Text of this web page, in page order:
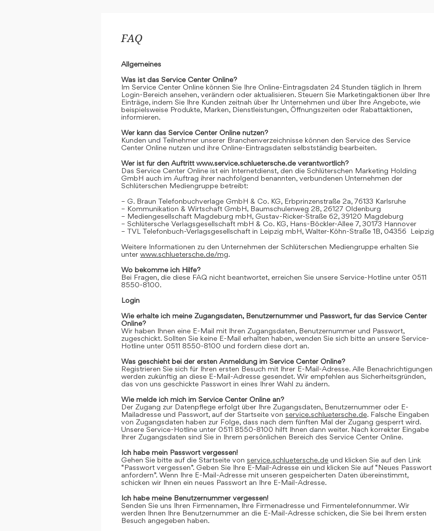
FAQ
Allgemeines
Was ist das Service Center Online?
Im Service Center Online können Sie Ihre Online-Eintragsdaten 24 Stunden täglich in Ihrem
Login-Bereich ansehen, verändern oder aktualisieren. Steuern Sie Marketingaktionen über Ihre
Einträge, indem Sie Ihre Kunden zeitnah über Ihr Unternehmen und über Ihre Angebote, wie
beispielsweise Produkte, Marken, Dienstleistungen, Öffnungszeiten oder Rabattaktionen,
informieren.
Wer kann das Service Center Online nutzen?
Kunden und Teilnehmer unserer Branchenverzeichnisse können den Service des Service
Center Online nutzen und ihre Online-Eintragsdaten selbstständig bearbeiten.
Wer ist für den Auftritt www.service.schluetersche.de verantwortlich?
Das Service Center Online ist ein Internetdienst, den die Schlüterschen Marketing Holding
GmbH auch im Auftrag ihrer nachfolgend benannten, verbundenen Unternehmen der
Schlüterschen Mediengruppe betreibt:
– G. Braun Telefonbuchverlage GmbH & Co. KG, Erbprinzenstraße 2a, 76133 Karlsruhe
– Kommunikation & Wirtschaft GmbH, Baumschulenweg 28, 26127 Oldenburg
– Mediengesellschaft Magdeburg mbH, Gustav-Ricker-Straße 62, 39120 Magdeburg
– Schlütersche Verlagsgesellschaft mbH & Co. KG, Hans-Böckler-Allee 7, 30173 Hannover
– TVL Telefonbuch-Verlagsgesellschaft in Leipzig mbH, Walter-Köhn-Straße 1B, 04356 Leipzig
Weitere Informationen zu den Unternehmen der Schlüterschen Mediengruppe erhalten Sie
unter www.schluetersche.de/mg.
Wo bekomme ich Hilfe?
Bei Fragen, die diese FAQ nicht beantwortet, erreichen Sie unsere Service-Hotline unter 0511
8550-8100.
Login
Wie erhalte ich meine Zugangsdaten, Benutzernummer und Passwort, für das Service Center
Online?
Wir haben Ihnen eine E-Mail mit Ihren Zugangsdaten, Benutzernummer und Passwort,
zugeschickt. Sollten Sie keine E-Mail erhalten haben, wenden Sie sich bitte an unsere Service-
Hotline unter 0511 8550-8100 und fordern diese dort an.
Was geschieht bei der ersten Anmeldung im Service Center Online?
Registrieren Sie sich für Ihren ersten Besuch mit Ihrer E-Mail-Adresse. Alle Benachrichtigungen
werden zukünftig an diese E-Mail-Adresse gesendet. Wir empfehlen aus Sicherheitsgründen,
das von uns geschickte Passwort in eines Ihrer Wahl zu ändern.
Wie melde ich mich im Service Center Online an?
Der Zugang zur Datenpflege erfolgt über Ihre Zugangsdaten, Benutzernummer oder E-
Mailadresse und Passwort, auf der Startseite von service.schluetersche.de. Falsche Eingaben
von Zugangsdaten haben zur Folge, dass nach dem fünften Mal der Zugang gesperrt wird.
Unsere Service-Hotline unter 0511 8550-8100 hilft Ihnen dann weiter. Nach korrekter Eingabe
Ihrer Zugangsdaten sind Sie in Ihrem persönlichen Bereich des Service Center Online.
Ich habe mein Passwort vergessen!
Gehen Sie bitte auf die Startseite von service.schluetersche.de und klicken Sie auf den Link
“Passwort vergessen”. Geben Sie Ihre E-Mail-Adresse ein und klicken Sie auf “Neues Passwort
anfordern”. Wenn Ihre E-Mail-Adresse mit unseren gespeicherten Daten übereinstimmt,
schicken wir Ihnen ein neues Passwort an Ihre E-Mail-Adresse.
Ich habe meine Benutzernummer vergessen!
Senden Sie uns Ihren Firmennamen, Ihre Firmenadresse und Firmentelefonnummer. Wir
werden Ihnen Ihre Benutzernummer an die E-Mail-Adresse schicken, die Sie bei Ihrem ersten
Besuch angegeben haben.